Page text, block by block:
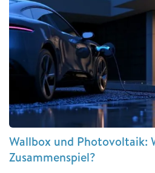
Wallbox und Photovoltaik:
Zusammenspiel?